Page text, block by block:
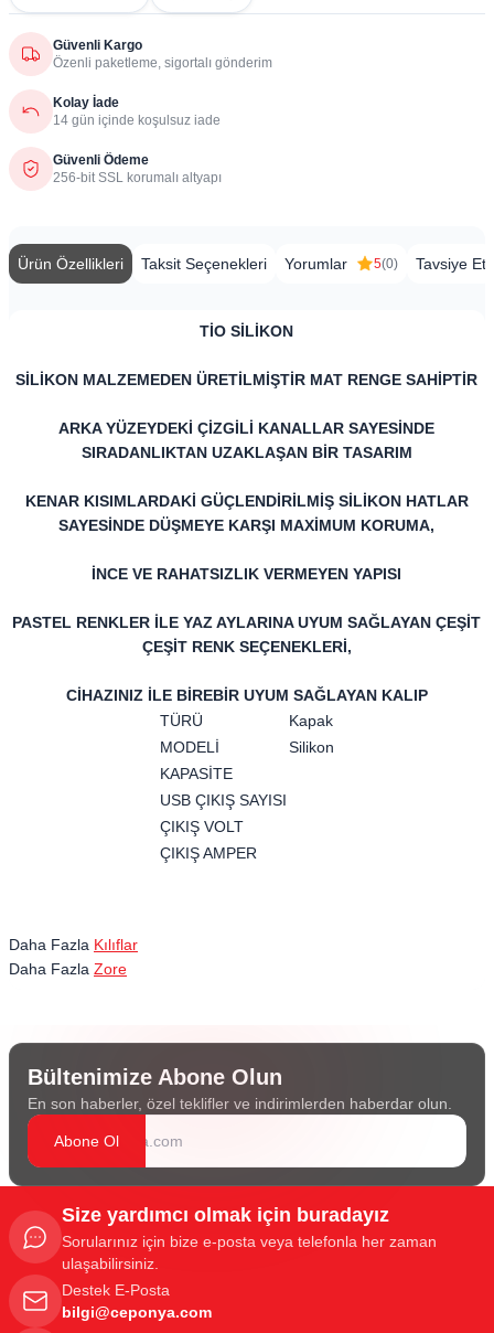
Güvenli Kargo
Özenli paketleme, sigortalı gönderim
Kolay İade
14 gün içinde koşulsuz iade
Güvenli Ödeme
256-bit SSL korumalı altyapı
Ürün Özellikleri Taksit Seçenekleri Yorumlar 5(0) Tavsiye Et
TİO SİLİKON
SİLİKON MALZEMEDEN ÜRETİLMİŞTİR MAT RENGE SAHİPTİR
ARKA YÜZEYDEKİ ÇİZGİLİ KANALLAR SAYESİNDE
SIRADANLIKTAN UZAKLAŞAN BİR TASARIM
KENAR KISIMLARDAKİ GÜÇLENDİRİLMİŞ SİLİKON HATLAR
SAYESİNDE DÜŞMEYE KARŞI MAXİMUM KORUMA,
İNCE VE RAHATSIZLIK VERMEYEN YAPISI
PASTEL RENKLER İLE YAZ AYLARINA UYUM SAĞLAYAN ÇEŞİT
ÇEŞİT RENK SEÇENEKLERİ,
CİHAZINIZ İLE BİREBİR UYUM SAĞLAYAN KALIP
TÜRÜ
Kapak
MODELİ
Silikon
KAPASİTE
USB ÇIKIŞ SAYISI
ÇIKIŞ VOLT
ÇIKIŞ AMPER
Daha Fazla Kılıflar
Daha Fazla Zore
Bültenimize Abone Olun
En son haberler, özel teklifler ve indirimlerden haberdar olun.
Abone Ol
Size yardımcı olmak için buradayız
Sorularınız için bize e-posta veya telefonla her zaman
ulaşabilirsiniz.
Destek E-Posta
bilgi@ceponya.com